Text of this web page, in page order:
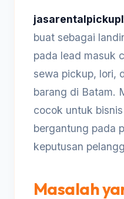
buat sebagai
pada lead masuk
sewa pickup, lori,
barang di Batam.
cocok untuk
bergantung pada
keputusan
Masalah